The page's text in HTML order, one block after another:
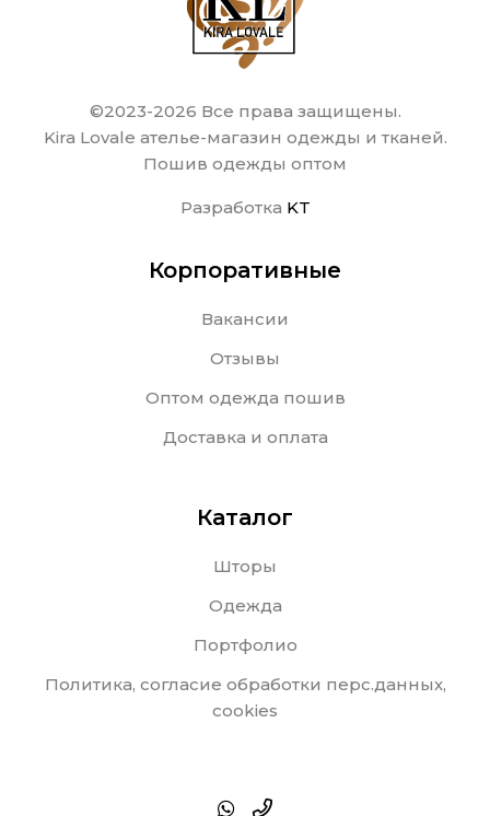
©2023-2026 Все права защищены.
Kira Lovale ателье-магазин одежды и тканей.
Пошив одежды оптом
Разработка KT
Корпоративные
Вакансии
Отзывы
Оптом одежда пошив
Доставка и оплата
Каталог
Шторы
Одежда
Портфолио
Политика, согласие обработки перс.данных,
cookies